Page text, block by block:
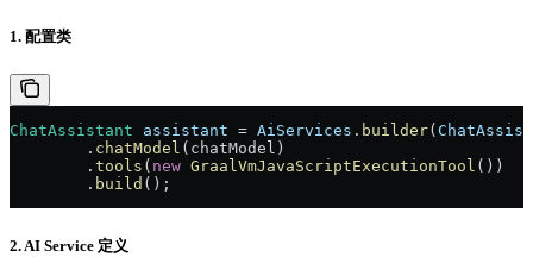
1. 配置类
ChatAssistant assistant = AiServices . builder(
        .
chatModel (chatModel)
        .
tools ( new GraalVmJavaScriptExecutionTool ())
        .
build ();
2. AI Service 定义